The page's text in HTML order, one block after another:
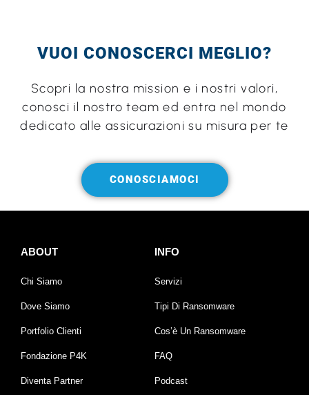
VUOI CONOSCERCI MEGLIO?
Scopri la nostra mission e i nostri valori,
conosci il nostro team ed entra nel mondo
dedicato alle assicurazioni su misura per te
CONOSCIAMOCI
ABOUT
Chi Siamo
Dove Siamo
Portfolio Clienti
Fondazione P4K
Diventa Partner
INFO
Servizi
Tipi Di Ransomware
Cos’è Un Ransomware
FAQ
Podcast